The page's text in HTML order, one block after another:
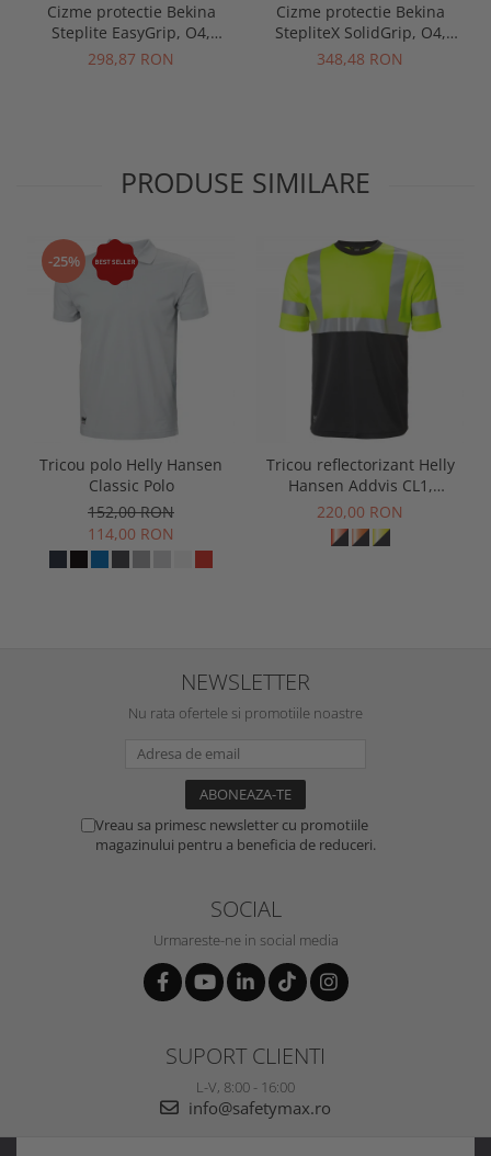
Cizme protectie Bekina
Steplite EasyGrip, O4,
verde/negru
298,87 RON
Cizme protectie Bekina
StepliteX SolidGrip, O4,
verde/negru
348,48 RON
PRODUSE SIMILARE
-25%
Tricou polo Helly Hansen
Classic Polo
152,00 RON
114,00 RON
Tricou reflectorizant Helly
Hansen Addvis CL1,
galben/negru abanos, XS
220,00 RON
NEWSLETTER
Nu rata ofertele si promotiile noastre
Vreau sa primesc newsletter cu promotiile
magazinului pentru a beneficia de reduceri.
SOCIAL
Urmareste-ne in social media
SUPORT CLIENTI
L-V, 8:00 - 16:00
info@safetymax.ro